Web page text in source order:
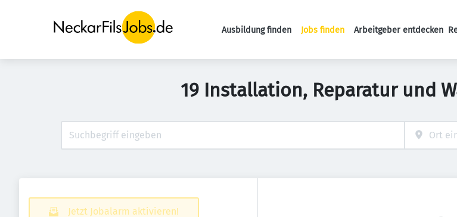
Haupt-Navigation
Ausbildung finden Jobs finden Arbeitgeber entdecken
19 Installation, Reparatur und
Jetzt Jobalarm aktivieren!